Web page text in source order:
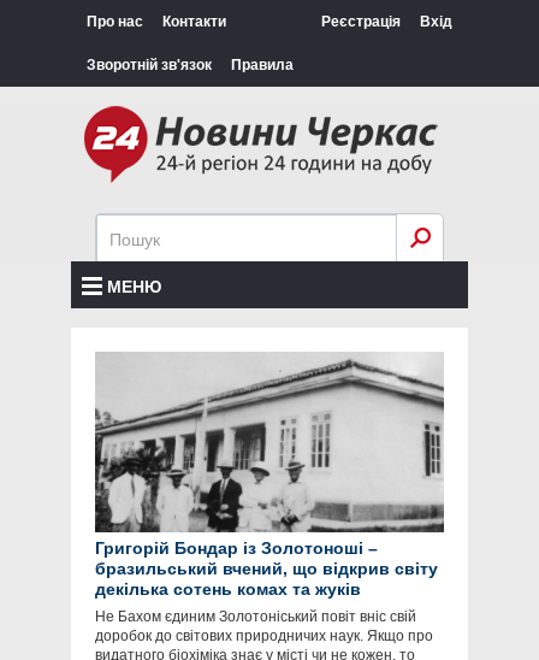
Про нас Контакти
Зворотній зв'язок Правила
Реєстрація Вхід
МЕНЮ
Григорій Бондар із Золотоноші –
бразильський вчений, що відкрив світу
декілька сотень комах та жуків
Не Бахом єдиним Золотоніський повіт вніс свій
доробок до світових природничих наук. Якщо про
видатного біохіміка знає у місті чи не кожен, то